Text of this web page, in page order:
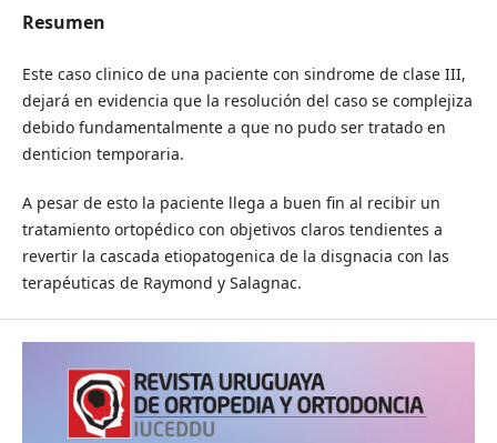
Resumen
Este caso clinico de una paciente con sindrome de clase III,
dejará en evidencia que la resolución del caso se complejiza
debido fundamentalmente a que no pudo ser tratado en
denticion temporaria.
A pesar de esto la paciente llega a buen fin al recibir un
tratamiento ortopédico con objetivos claros tendientes a
revertir la cascada etiopatogenica de la disgnacia con las
terapéuticas de Raymond y Salagnac.